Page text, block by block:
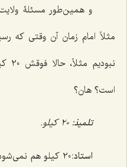
و همین‌طور مسئلۀ
مثلاً امام زمان آن وقتی که
است؟ هان؟
تلمیذ:20 کیلو.
استاد:20 کیلو هم نمی‌شود دیگر قطعاً!